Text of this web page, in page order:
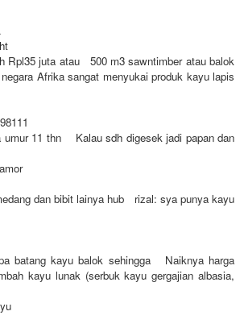
Rpl35 juta atau 500 m3 sawntimber atau balok
Afrika sangat menyukai produk kayu lapis
11 thn Kalau sdh digesek jadi papan dan
dan bibit lainya hub rizal: sya punya kayu
batang kayu balok sehingga Naiknya harga
kayu lunak (serbuk kayu gergajian albasia,